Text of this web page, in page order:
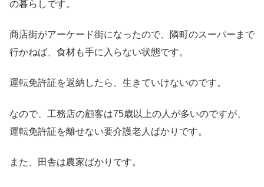
の暮らしです。
商店街がアーケード街になったので、隣町のスーパーまで
行かねば、食材も手に入らない状態です。
運転免許証を返納したら、生きていけないのです。
なので、工務店の顧客は75歳以上の人が多いのですが、
運転免許証を離せない要介護老人ばかりです。
また、田舎は農家ばかりです。